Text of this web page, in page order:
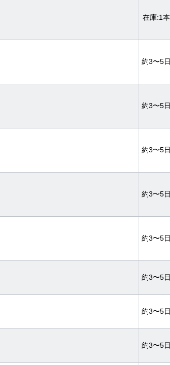
在庫:1本
約3〜5日
約3〜5日
約3〜5日
約3〜5日
約3〜5日
約3〜5日
約3〜5日
約3〜5日